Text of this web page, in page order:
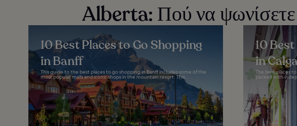
Alberta: Πού να ψωνίσετε
10 Best Places to Go Shopping
in Banff
This guide to the best places to go shopping in Banff includes some of the
most popular malls and iconic shops in the mountain resort. This...
10
in
The best places
packed with